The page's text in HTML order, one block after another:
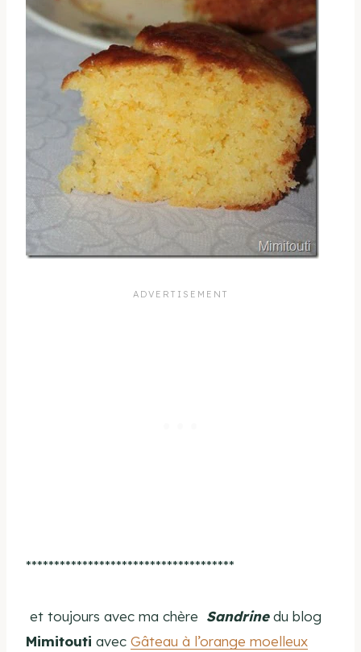
*************************************
et toujours avec ma chère Sandrinedu blog
Mimitouti avec Gâteau à l’orange moelleux